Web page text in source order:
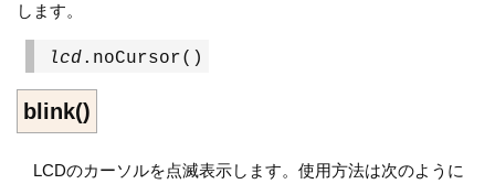
します。
lcd.noCursor()
blink()
LCDのカーソルを点滅表示します。使用方法は次のように